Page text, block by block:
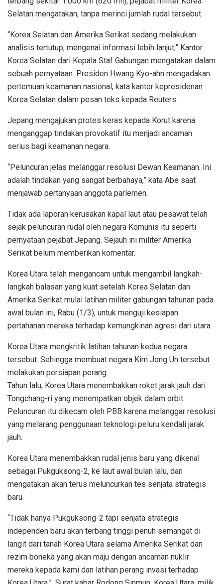
Selatan mengatakan, tanpa merinci jumlah rudal tersebut.
“Korea Selatan dan Amerika Serikat sedang melakukan
analisis tertutup, mengenai informasi lebih lanjut,” Kantor
Korea Selatan dari Kepala Staf Gabungan mengatakan dalam
sebuah pernyataan. Presiden Hwang Kyo-ahn mengadakan
pertemuan keamanan nasional, kata kantor kepresidenan
Korea Selatan dalam pesan teks kepada Reuters.
Jepang mengajukan protes keras kepada Korut karena
menganggap tindakan provokatif itu menjadi ancaman
serius bagi keamanan negara.
“Peluncuran jelas melanggar resolusi Dewan Keamanan. Ini
adalah tindakan yang sangat berbahaya,” kata Abe saat
menjawab pertanyaan anggota parlemen.
Tidak ada laporan kerusakan kapal laut atau pesawat telah
sejak peluncuran rudal oleh negara Komunis itu seperti
pernyataan pejabat Jepang. Sejauh ini militer Amerika
Serikat belum memberikan komentar.
Korea Utara telah mengancam untuk mengambil langkah-
langkah balasan yang kuat setelah Korea Selatan dan
Amerika Serikat mulai latihan militer gabungan tahunan pada
awal bulan ini, Rabu (1/3), untuk menguji kesiapan
pertahanan mereka terhadap kemungkinan agresi dari utara.
Korea Utara mengkritik latihan tahunan kedua negara
tersebut. Sehingga membuat negara Kim Jong Un tersebut
melakukan persiapan perang.
Tahun lalu, Korea Utara menembakkan roket jarak jauh dari
Tongchang-ri yang menempatkan objek dalam orbit.
Peluncuran itu dikecam oleh PBB karena melanggar resolusi
yang melarang penggunaan teknologi peluru kendali jarak
jauh.
Korea Utara menembakkan rudal jenis baru yang dikenal
sebagai Pukguksong-2, ke laut awal bulan lalu, dan
mengatakan akan terus meluncurkan tes senjata strategis
baru.
“Tidak hanya Pukguksong-2 tapi senjata strategis
independen baru akan terbang tinggi penuh semangat di
langit dari tanah Korea Utara selama Amerika Serikat dan
rezim boneka yang akan maju dengan ancaman nuklir
mereka kepada kami dan latihan perang invasi terhadap